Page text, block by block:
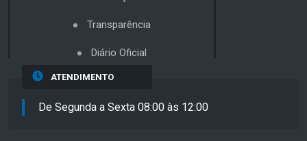
Transparência
Diário Oficial
ATENDIMENTO
De Segunda a Sexta 08:00 às 12:00